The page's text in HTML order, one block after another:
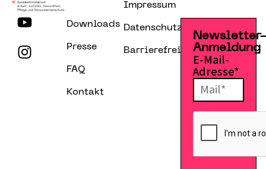
Downloads
Presse
FAQ
Kontakt
Impressum
Datenschutzerklärung
Barrierefreiheitserklärung
Anmeldung
E-Mail-
Adresse*